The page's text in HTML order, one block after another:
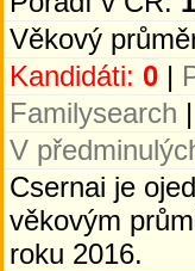
Věkový
Kandidáti: 0 |
Familysearch |
V
Csernai je
věkovým
roku 2016.